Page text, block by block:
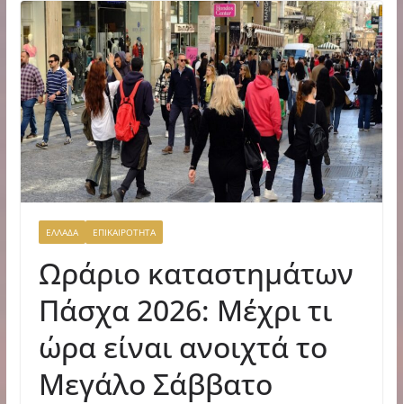
ΕΛΛΑΔΑ ΕΠΙΚΑΙΡΟΤΗΤΑ
Ωράριο καταστημάτων
Πάσχα 2026: Μέχρι τι
ώρα είναι ανοιχτά το
Μεγάλο Σάββατο